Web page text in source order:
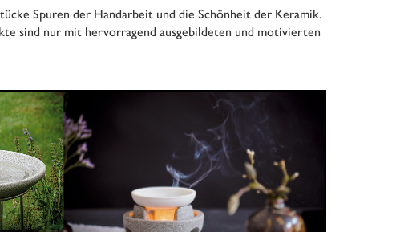
Spuren der Handarbeit und die Schönheit der Keramik.
sind nur mit hervorragend ausgebildeten und motivierten